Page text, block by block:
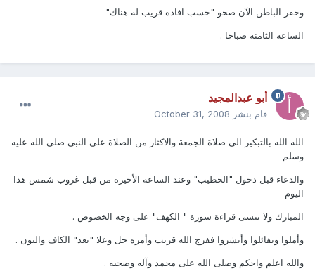
وحفر الباطن الآن صحو "حسب افادة قريب له هناك"
الساعة الثامنة صباحا .
أبو عبدالمجيد
قام بنشر October 31, 2008
الله الله بالتبكير الى صلاة الجمعة والاكثار من الصلاة على النبي صلى الله عليه
وسلم
والدعاء قبل دخول "الخطيب" وعند الساعة الأخيرة من قبل غروب شمس هذا
اليوم
المبارك ولا ننسى قراءة سورة " الكهف" على وجه الخصوص .
وأملوا وتفائلوا وأبشروا ففرج الله قريب وأمره جل وعلا "بعد" الكاف والنون .
والله اعلم واحكم وصلى الله على محمد وآله وصحبه .